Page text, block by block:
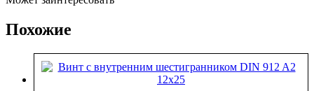
М8х20
цапфой
Похожие